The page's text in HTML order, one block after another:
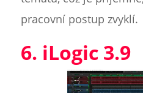
pracovní postup zvyklí.
6. iLogic 3.9